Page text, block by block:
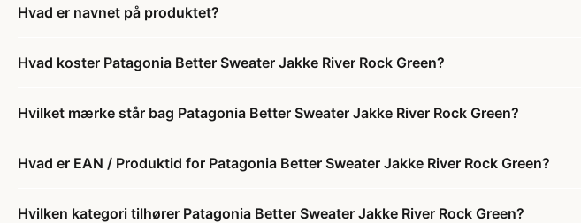
Hvad er navnet på produktet?
Hvad koster Patagonia Better Sweater Jakke River Rock Green?
Hvilket mærke står bag Patagonia Better Sweater Jakke River Rock Green?
Hvad er EAN / Produktid for Patagonia Better Sweater Jakke River Rock Green?
Hvilken kategori tilhører Patagonia Better Sweater Jakke River Rock Green?